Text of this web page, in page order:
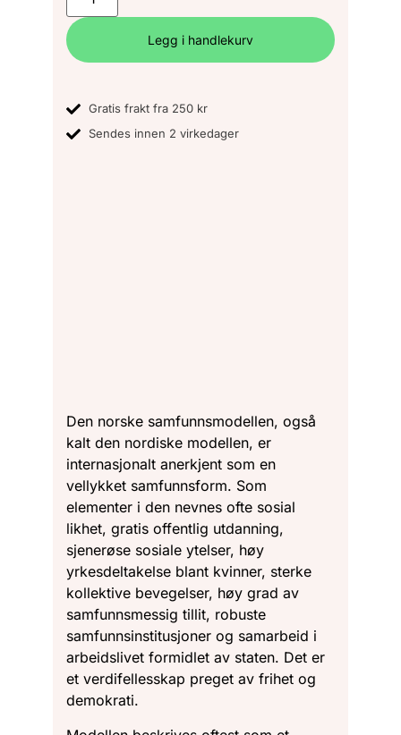
Legg i handlekurv
Gratis frakt fra 250 kr
Sendes innen 2 virkedager
Den norske samfunnsmodellen, også
kalt den nordiske modellen, er
internasjonalt anerkjent som en
vellykket samfunnsform. Som
elementer i den nevnes ofte sosial
likhet, gratis offentlig utdanning,
sjenerøse sosiale ytelser, høy
yrkesdeltakelse blant kvinner, sterke
kollektive bevegelser, høy grad av
samfunnsmessig tillit, robuste
samfunnsinstitusjoner og samarbeid i
arbeidslivet formidlet av staten. Det er
et verdifellesskap preget av frihet og
demokrati.